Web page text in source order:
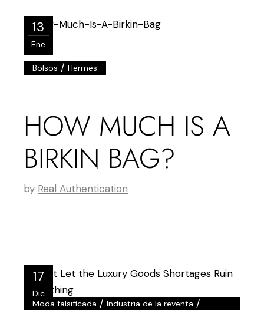
13
Ene
Bolsos /Hermes
HOW MUCH IS A
BIRKIN BAG?
by Real Authentication
17
Dic
Moda falsificada /Industria de la reventa /